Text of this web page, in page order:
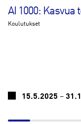
AI 1000: Kasvua
Koulutukset
15.5.2025 –